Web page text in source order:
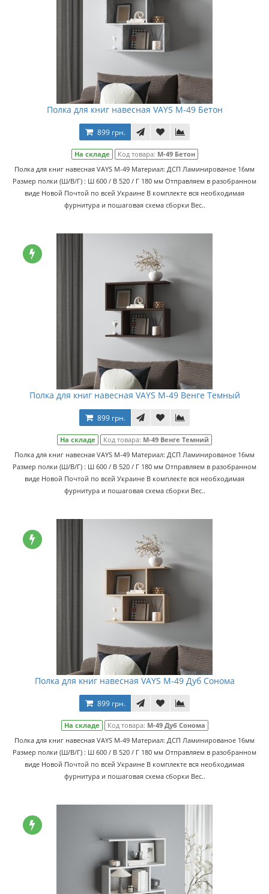
Полка для книг навесная VAYS M-49 Бетон
899 грн.
На складе Код товара: M-49 Бетон
Полка для книг навесная VAYS M-49 Материал: ДСП Ламинированое 16мм
Размер полки (Ш/В/Г) : Ш 600 / В 520 / Г 180 мм Отправляем в разобранном
виде Новой Почтой по всей Украине В комплекте вся необходимая
фурнитура и пошаговая схема сборки Вес..
Полка для книг навесная VAYS M-49 Венге Темный
899 грн.
На складе Код товара: M-49 Венге Темний
Полка для книг навесная VAYS M-49 Материал: ДСП Ламинированое 16мм
Размер полки (Ш/В/Г) : Ш 600 / В 520 / Г 180 мм Отправляем в разобранном
виде Новой Почтой по всей Украине В комплекте вся необходимая
фурнитура и пошаговая схема сборки Вес..
Полка для книг навесная VAYS M-49 Дуб Сонома
899 грн.
На складе Код товара: M-49 Дуб Сонома
Полка для книг навесная VAYS M-49 Материал: ДСП Ламинированое 16мм
Размер полки (Ш/В/Г) : Ш 600 / В 520 / Г 180 мм Отправляем в разобранном
виде Новой Почтой по всей Украине В комплекте вся необходимая
фурнитура и пошаговая схема сборки Вес..